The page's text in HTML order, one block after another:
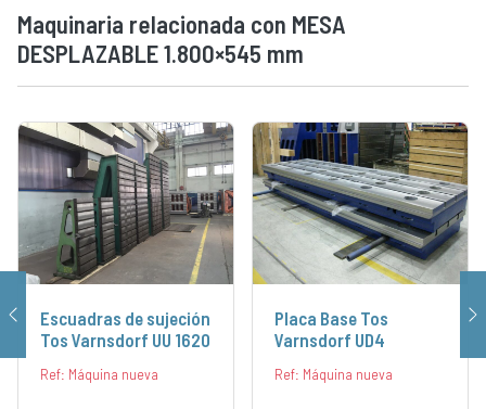
Maquinaria relacionada con MESA
DESPLAZABLE 1.800×545 mm
Escuadras de sujeción
Tos Varnsdorf UU 1620
Ref: Máquina nueva
Placa Base Tos
Varnsdorf UD4
Ref: Máquina nueva